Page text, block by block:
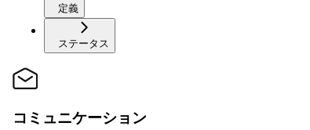
定義
ステータス
コミュニケーション